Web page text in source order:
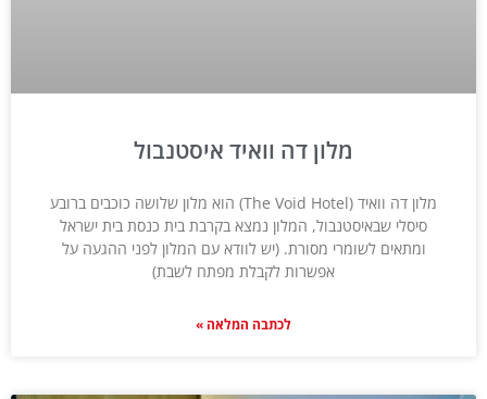
מלון דה וואיד איסטנבול
מלון דה וואיד (The Void Hotel) הוא מלון שלושה כוכבים ברובע
סיסלי שבאיסטנבול, המלון נמצא בקרבת בית כנסת בית ישראל
ומתאים לשומרי מסורת. (יש לוודא עם המלון לפני ההגעה על
אפשרות לקבלת מפתח לשבת)
לכתבה המלאה »